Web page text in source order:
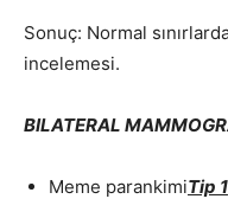
Sonuç: Normal
incelemesi.
BILATERAL
Meme parankimiTip 1